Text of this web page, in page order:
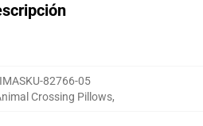
82766-05
Crossing Pillows,